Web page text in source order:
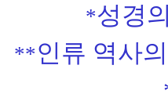
*성경의
**인류 역사의